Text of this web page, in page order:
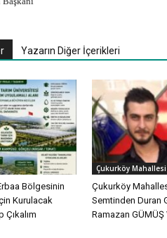
Yazarın Diğer İçerikleri
Bölgesinin
Kurulacak
Çıkalım
Çukurköy Mahallesi
Çukurköy
Semtinden Duran
Ramazan